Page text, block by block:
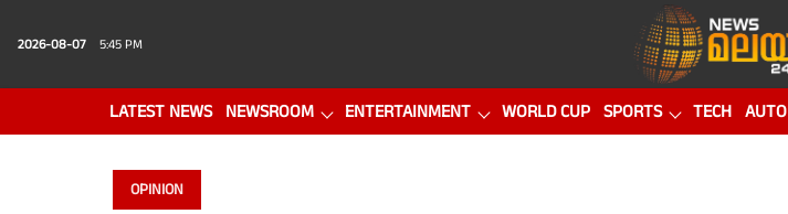
2026-08-07 5:45 PM
LATEST NEWS NEWSROOM ENTERTAINMENT WORLD CUP SPORTS TECH AUTO
OPINION